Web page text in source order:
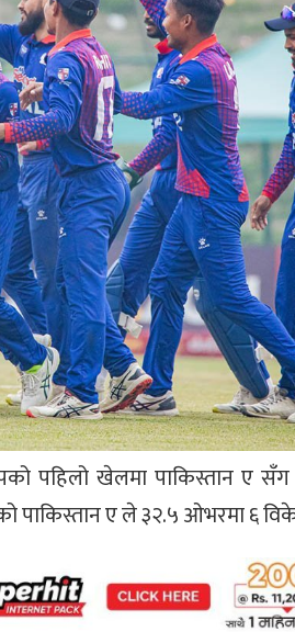
पहिलो खेलमा पाकिस्तान ए
ए ले ३२.५ ओभरमा ६